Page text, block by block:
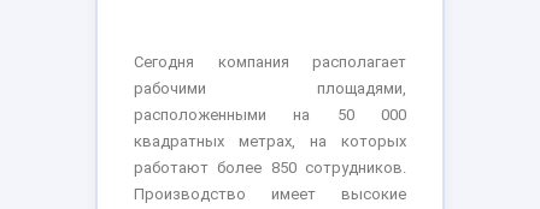
Сегодня компания располагает
рабочими площадями,
расположенными на 50 000
квадратных метрах, на которых
работают более 850 сотрудников.
Производство имеет высокие